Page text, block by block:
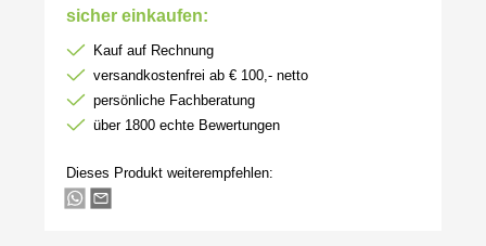
sicher einkaufen:
Kauf auf Rechnung
versandkostenfrei ab € 100,- netto
persönliche Fachberatung
über 1800 echte Bewertungen
Dieses Produkt weiterempfehlen: